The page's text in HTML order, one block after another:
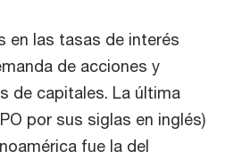
en las tasas de interés
de acciones y
de capitales. La última
por sus siglas en inglés)
fue la del